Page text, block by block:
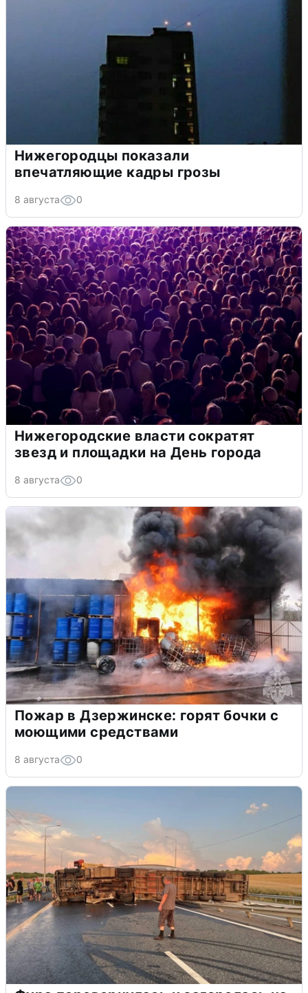
Нижегородцы показали
впечатляющие кадры грозы
8 августа 0
Нижегородские власти сократят
звезд и площадки на День города
8 августа 0
Пожар в Дзержинске: горят бочки с
моющими средствами
8 августа 0